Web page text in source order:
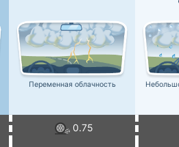
Переменная облачность
0.75